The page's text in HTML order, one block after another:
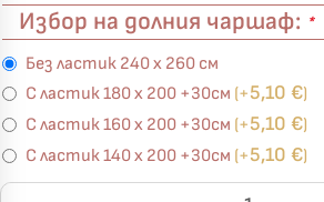
Избор на долния чаршаф: *
Без ластик 240 х 260 см
С ластик 180 х 200 +30см (+5,10 €)
С ластик 160 х 200 +30см (+5,10 €)
С ластик 140 х 200 +30см (+5,10 €)